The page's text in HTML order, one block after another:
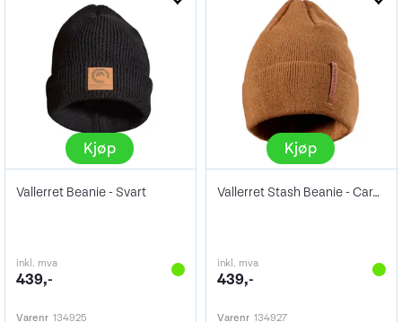
Kjøp
Vallerret Beanie - Svart
inkl. mva
439,-
Varenr 134925
Kjøp
Vallerret Stash Beanie - Caramel
inkl. mva
439,-
Varenr 134927